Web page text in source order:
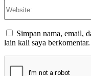
Simpan nama, email,
lain kali saya berkomentar.